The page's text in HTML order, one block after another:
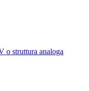
o struttura analoga